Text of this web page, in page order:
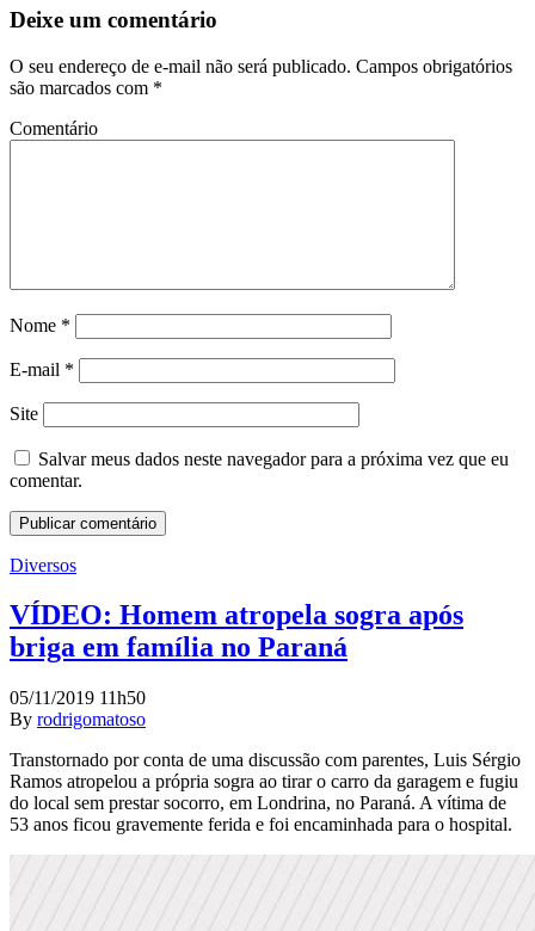
Deixe um comentário
O seu endereço de e-mail não será publicado. Campos obrigatórios
são marcados com *
Comentário
Nome *
E-mail *
Site
Salvar meus dados neste navegador para a próxima vez que eu
comentar.
Diversos
VÍDEO: Homem atropela sogra após
briga em família no Paraná
05/11/2019 11h50
By rodrigomatoso
Transtornado por conta de uma discussão com parentes, Luis Sérgio
Ramos atropelou a própria sogra ao tirar o carro da garagem e fugiu
do local sem prestar socorro, em Londrina, no Paraná. A vítima de
53 anos ficou gravemente ferida e foi encaminhada para o hospital.